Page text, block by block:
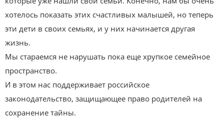
хотелось показать этих счастливых малышей, но теперь
эти дети в своих семьях, и у них начинается другая
жизнь.
Мы стараемся не нарушать пока еще хрупкое семейное
пространство.
И в этом нас поддерживает российское
законодательство, защищающее право родителей на
сохранение тайны.